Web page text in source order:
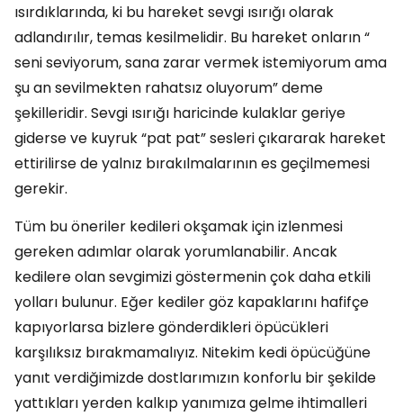
ısırdıklarında, ki bu hareket sevgi ısırığı olarak
adlandırılır, temas kesilmelidir. Bu hareket onların “
seni seviyorum, sana zarar vermek istemiyorum ama
şu an sevilmekten rahatsız oluyorum” deme
şekilleridir. Sevgi ısırığı haricinde kulaklar geriye
giderse ve kuyruk “pat pat” sesleri çıkararak hareket
ettirilirse de yalnız bırakılmalarının es geçilmemesi
gerekir.
Tüm bu öneriler kedileri okşamak için izlenmesi
gereken adımlar olarak yorumlanabilir. Ancak
kedilere olan sevgimizi göstermenin çok daha etkili
yolları bulunur. Eğer kediler göz kapaklarını hafifçe
kapıyorlarsa bizlere gönderdikleri öpücükleri
karşılıksız bırakmamalıyız. Nitekim kedi öpücüğüne
yanıt verdiğimizde dostlarımızın konforlu bir şekilde
yattıkları yerden kalkıp yanımıza gelme ihtimalleri